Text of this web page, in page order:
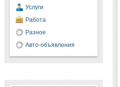
Услуги
Работа
Разное
Авто-объявления